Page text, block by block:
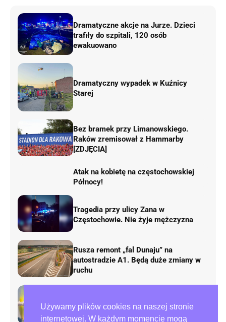
Używamy plików cookies na naszej stronie
internetowej. W każdym momencie mogą
Dramatyczne akcje na Jurze. Dzieci
trafiły do szpitali, 120 osób
ewakuowano
Dramatyczny wypadek w Kuźnicy
Starej
Bez bramek przy Limanowskiego.
Raków zremisował z Hammarby
[ZDJĘCIA]
Atak na kobietę na częstochowskiej
Północy!
Tragedia przy ulicy Zana w
Częstochowie. Nie żyje mężczyzna
Rusza remont „fal Dunaju” na
autostradzie A1. Będą duże zmiany w
ruchu
AirShow Rudniki 2026. Dziś finał
pokazów lotniczych